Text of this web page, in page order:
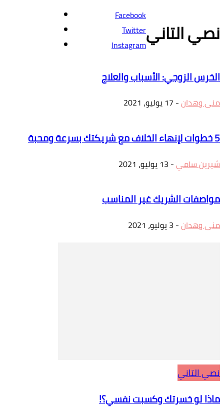
نصي التاني
الخرس الزوجي: الأسباب والعلاج
منى وهدان- 17 يوليو، 2021
5 خطوات لإنهاء الخلاف مع شريكتك بسرعة ومحبة
شيرين سامي- 13 يوليو، 2021
مواصفات الشريك غير المناسب
منى وهدان- 3 يوليو، 2021
نصي التاني
ماذا لو خسرتك وكسبت نفسي؟!
Facebook
Twitter
Instagram